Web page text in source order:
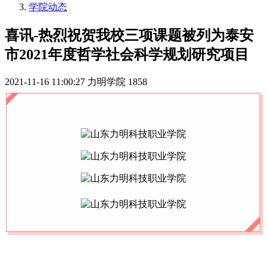
学院动态
喜讯-热烈祝贺我校三项课题被列为泰安
市2021年度哲学社会科学规划研究项目
2021-11-16 11:00:27 力明学院 1858